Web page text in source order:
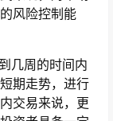
风险控制能
几周的时间内
期走势，进行
交易来说，更